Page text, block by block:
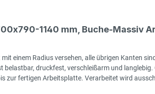
1140 mm, Buche-Massiv
einem Radius versehen, alle übrigen Kanten
druckfest, verschleißarm und
zur fertigen Arbeitsplatte. Verarbeitet wird